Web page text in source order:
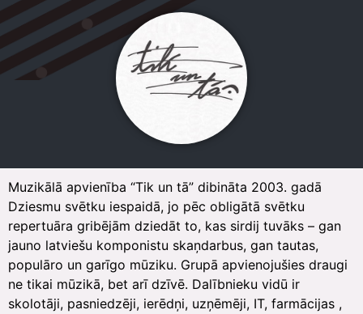
Muzikālā apvienība “Tik un tā” dibināta 2003. gadā
Dziesmu svētku iespaidā, jo pēc obligātā svētku
repertuāra gribējām dziedāt to, kas sirdij tuvāks – gan
jauno latviešu komponistu skaņdarbus, gan tautas,
populāro un garīgo mūziku. Grupā apvienojušies draugi
ne tikai mūzikā, bet arī dzīvē. Dalībnieku vidū ir
skolotāji, pasniedzēji, ierēdņi, uzņēmēji, IT, farmācijas ,